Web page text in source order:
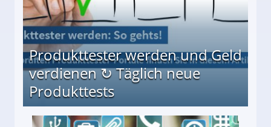
Produkttester werden und Geld
verdienen ↻ Täglich neue
Produkttests
↻ Täglich neue Produkttests